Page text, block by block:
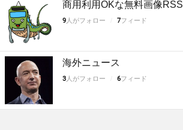
商用利用OKな無料画像RSS
9 人がフォロー 7フィード
海外ニュース
3 人がフォロー 6フィード